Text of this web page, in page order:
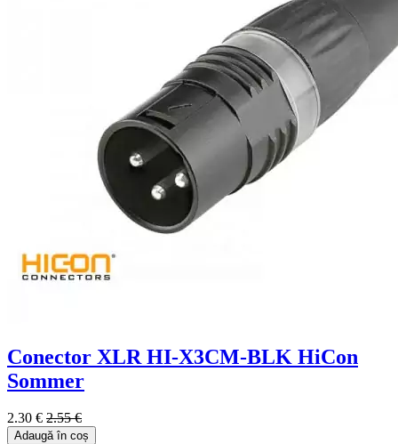
Conector XLR HI-X3CM-BLK HiCon
Sommer
2.30 € 2.55 €
Adaugă în coș